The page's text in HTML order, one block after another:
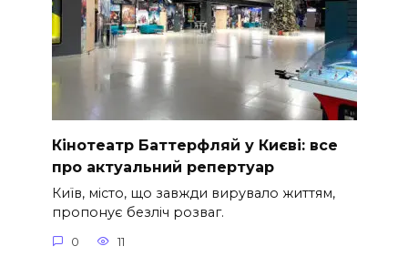
Кінотеатр Баттерфляй у Києві: все
про актуальний репертуар
Київ, місто, що завжди вирувало життям,
пропонує безліч розваг.
0 11